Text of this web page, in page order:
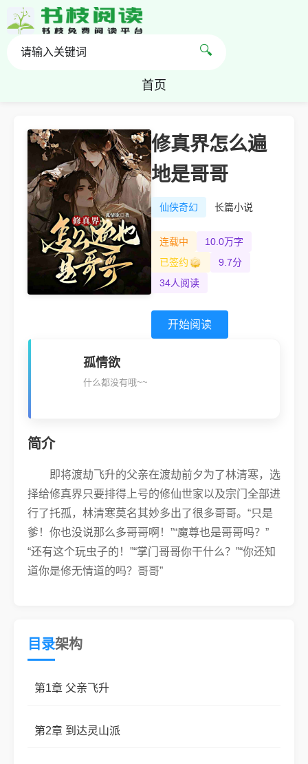
首页
🔍
修真界怎么遍
地是哥哥
仙侠奇幻 长篇小说
连载中
10.0万字
已签约
9.7分
34人阅读
开始阅读
孤情欲
什么都没有哦~~
简介
即将渡劫飞升的父亲在渡劫前夕为了林清寒，选
择给修真界只要排得上号的修仙世家以及宗门全部进
行了托孤，林清寒莫名其妙多出了很多哥哥。“只是
爹！你也没说那么多哥哥啊！”“魔尊也是哥哥吗？”
“还有这个玩虫子的！”“掌门哥哥你干什么？”“你还知
道你是修无情道的吗？哥哥”
目录架构
第1章 父亲飞升
第2章 到达灵山派